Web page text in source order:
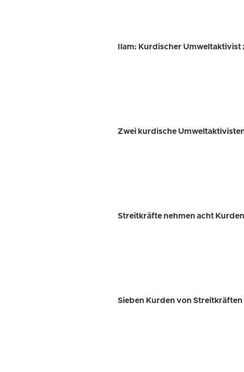
Ilam: Kurdischer
Zwei kurdische
Streitkräfte nehmen acht
Sieben Kurden von